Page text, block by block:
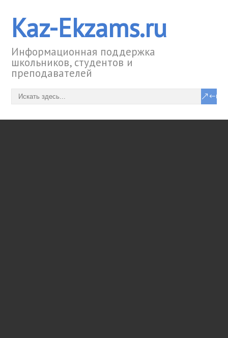
Kaz-Ekzams.ru
Информационная поддержка
школьников, студентов и
преподавателей